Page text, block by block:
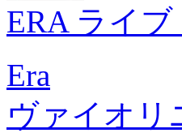
ERA ライブ
Era
ヴァイオリ